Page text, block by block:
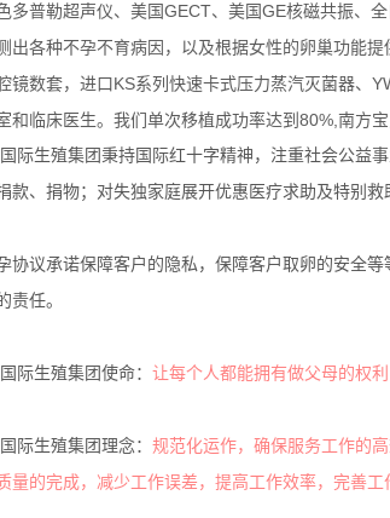
多普勒超声仪、美国GECT、美国GE核磁共振、
出各种不孕不育病因，以及根据女性的卵巢功能
镜数套，进口KS系列快速卡式压力蒸汽灭菌器、
和临床医生。我们单次移植成功率达到80%,南方
际生殖集团秉持国际红十字精神，注重社会公益
款、捐物；对失独家庭展开优惠医疗求助及特别
协议承诺保障客户的隐私，保障客户取卵的安全
责任。
际生殖集团使命： 让每个人都能拥有做父母的权
际生殖集团理念： 规范化运作，确保服务工作的
量的完成，减少工作误差，提高工作效率，完善